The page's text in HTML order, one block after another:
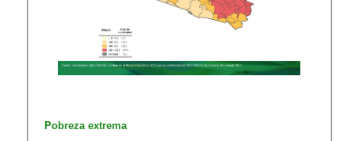
Pobreza extrema